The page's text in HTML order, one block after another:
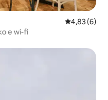
4,83 de uma
4,83 (6)
e wi-fi